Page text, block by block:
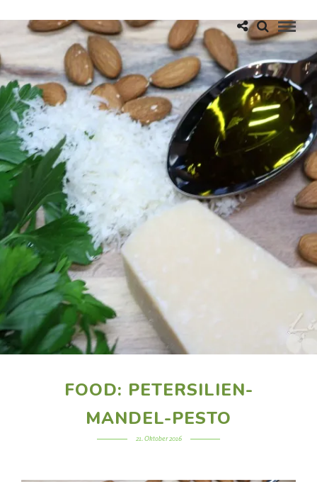
FOOD: PETERSILIEN-
MANDEL-PESTO
21. Oktober 2016